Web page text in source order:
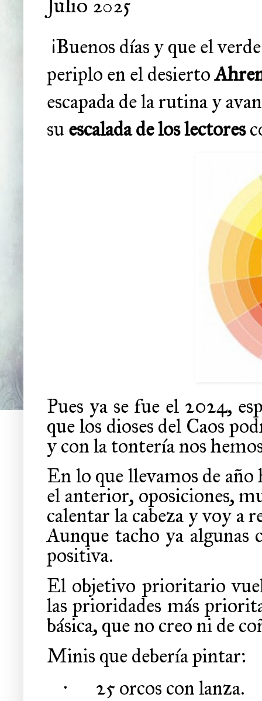
Julio 2025
¡Buenos días y que el
periplo en el desierto
escapada de la rutina y
suescalada de los lectores
Pues ya se fue el 2024,
que los dioses del Caos
y con la tontería nos
En lo que llevamos de
el anterior, oposiciones,
calentar la cabeza y voy a
Aunque tacho ya algunas
positiva.
El objetivo prioritario
las prioridades más
básica, que no creo ni de
Minis que debería pintar:
·
25 orcos con lanza.